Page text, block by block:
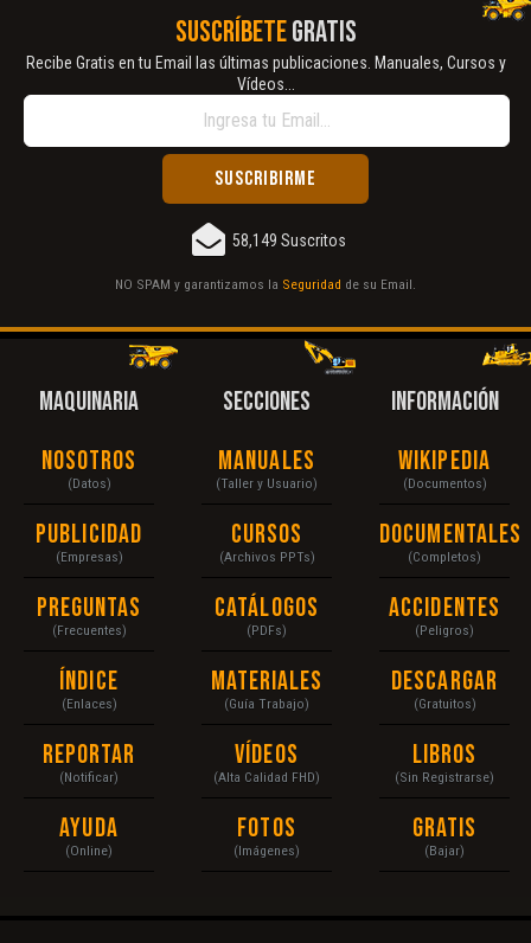
SUSCRÍBETEGRATIS
Recibe Gratis en tu Email las últimas publicaciones. Manuales, Cursos y
Vídeos...
58,149 Suscritos
NO SPAM y garantizamos la Seguridad de su Email.
MAQUINARIA
Nosotros
(Datos)
Publicidad
(Empresas)
Preguntas
(Frecuentes)
Índice
(Enlaces)
Reportar
(Notificar)
Ayuda
(Online)
SECCIONES
Manuales
(Taller y Usuario)
Cursos
(Archivos PPTs)
Catálogos
(PDFs)
Materiales
(Guía Trabajo)
Vídeos
(Alta Calidad FHD)
Fotos
(Imágenes)
INFORMACIÓN
Wikipedia
(Documentos)
Documentales
(Completos)
Accidentes
(Peligros)
Descargar
(Gratuitos)
Libros
(Sin Registrarse)
Gratis
(Bajar)